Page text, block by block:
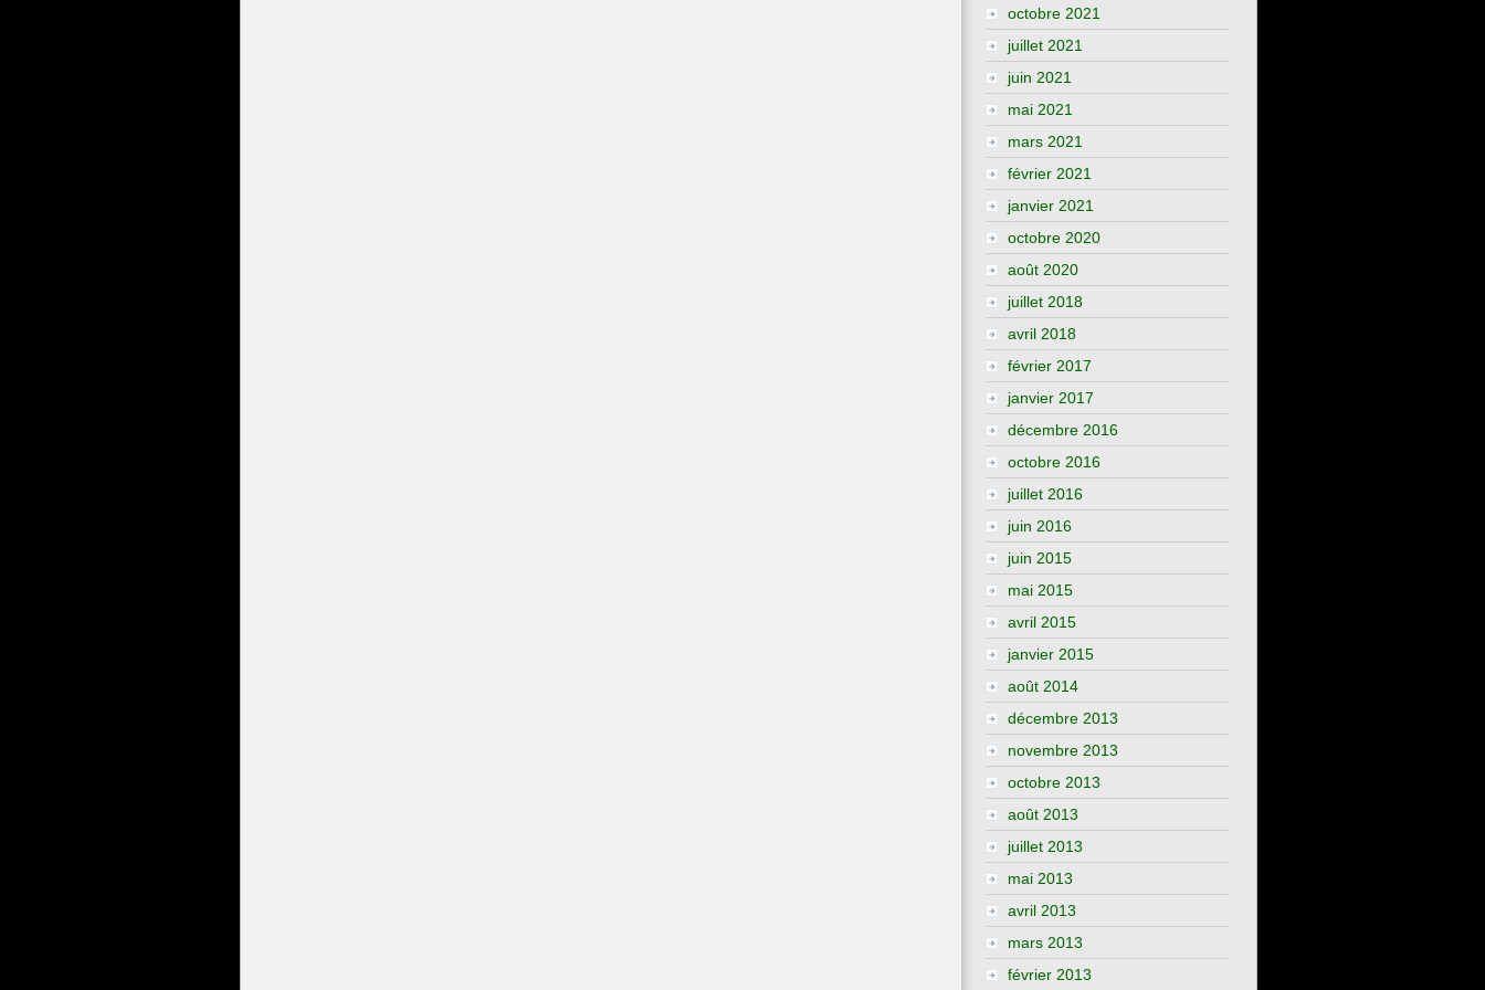
octobre 2021
juillet 2021
juin 2021
mai 2021
mars 2021
février 2021
janvier 2021
octobre 2020
août 2020
juillet 2018
avril 2018
février 2017
janvier 2017
décembre 2016
octobre 2016
juillet 2016
juin 2016
juin 2015
mai 2015
avril 2015
janvier 2015
août 2014
décembre 2013
novembre 2013
octobre 2013
août 2013
juillet 2013
mai 2013
avril 2013
mars 2013
février 2013